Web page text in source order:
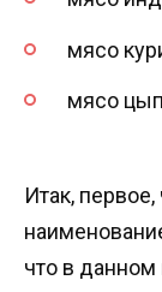
мясо
мясо
Итак,
что в